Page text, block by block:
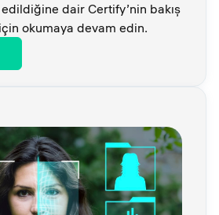
dair Certify’nin bakış
için okumaya devam edin.